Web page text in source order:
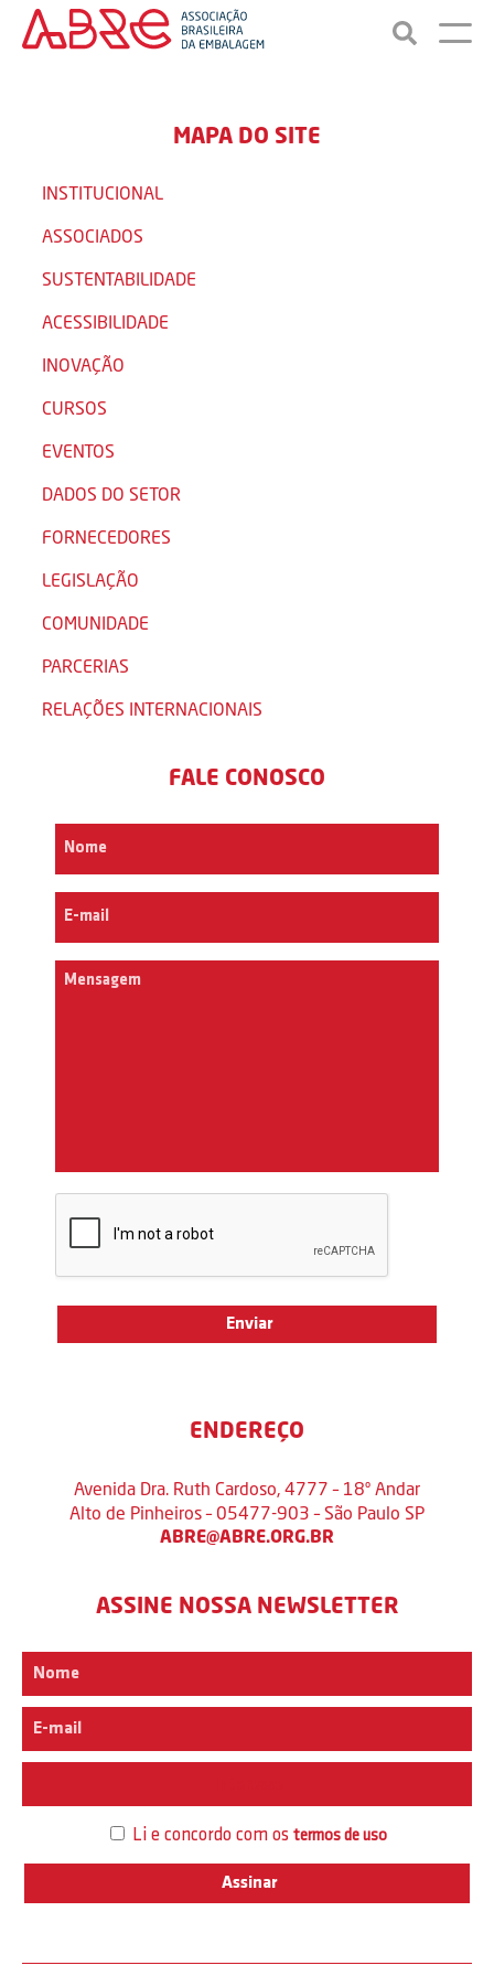
MAPA DO SITE
INSTITUCIONAL
ASSOCIADOS
SUSTENTABILIDADE
ACESSIBILIDADE
INOVAÇÃO
CURSOS
EVENTOS
DADOS DO SETOR
FORNECEDORES
LEGISLAÇÃO
COMUNIDADE
PARCERIAS
RELAÇÕES INTERNACIONAIS
FALE CONOSCO
ENDEREÇO
Avenida Dra. Ruth Cardoso, 4777 – 18º Andar
Alto de Pinheiros – 05477-903 – São Paulo SP
ABRE@ABRE.ORG.BR
ASSINE NOSSA NEWSLETTER
Li e concordo com os termos de uso